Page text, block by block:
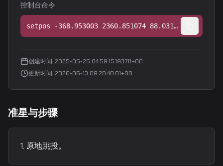
控制台命令
setpos -368.953003 2360.851074 88.031395;setang -31.597397 -82.396126 0.000000
创建时间: 2025-05-25 04:59:15.193711+00
更新时间: 2026-06-13 09:28:48.81+00
准星与步骤
原地跳投。